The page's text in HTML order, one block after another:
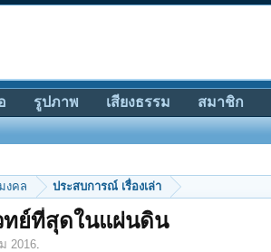
งคล ประสบการณ์ เรื่องเล่า
ทย์ที่สุดในแผ่นดิน
2016.
ถัดไป >
รูปภาพ เสียงธรรม สมาชิก